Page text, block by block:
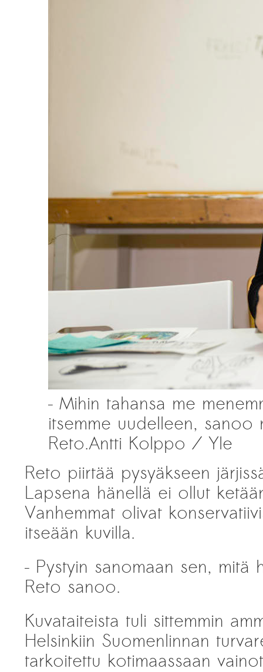
– Mihin tahansa me
itsemme uudelleen, sanoo
Reto.Antti Kolppo / Yle
Reto piirtää pysyäkseen
Lapsena hänellä ei ollut
Vanhemmat olivat
itseään kuvilla.
– Pystyin sanomaan sen, mitä
Reto sanoo.
Kuvataiteista tuli sittemmin
Helsinkiin Suomenlinnan
tarkoitettu kotimaassaan